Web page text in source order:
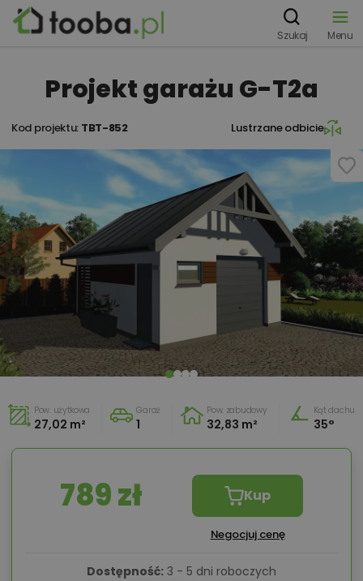
Szukaj Menu
Projekt garażu G-T2a
Kod projektu: TBT-852 Lustrzane odbicie
Pow. użytkowa
27,02 m²
Garaż
1
Pow. zabudowy
32,83 m²
Kąt dachu
35°
789 zł Kup
Negocjuj cenę
Dostępność: 3 - 5 dni roboczych